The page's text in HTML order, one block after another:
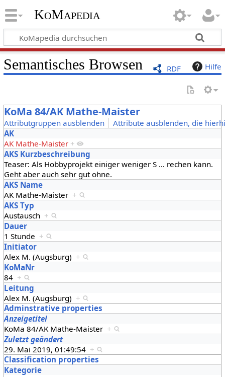
KoMapedia
RDF Hilfe
Semantisches Browsen
KoMa 84/AK Mathe-Maister
Attributgruppen ausblenden
Attribute ausblenden, die
AK
AK Mathe-Maister +
AKS Kurzbeschreibung
Teaser: Als Hobbyprojekt einiger weniger S… rechen kann.
Geht aber auch sehr gut ohne.
AKS Name
AK Mathe-Maister +
AKS Typ
Austausch +
Dauer
1 Stunde +
Initiator
Alex M. (Augsburg) +
KoMaNr
84 +
Leitung
Alex M. (Augsburg) +
Adminstrative properties
Anzeigetitel
KoMa 84/AK Mathe-Maister +
Zuletzt geändert
29. Mai 2019, 01:49:54 +
Classification properties
Kategorie